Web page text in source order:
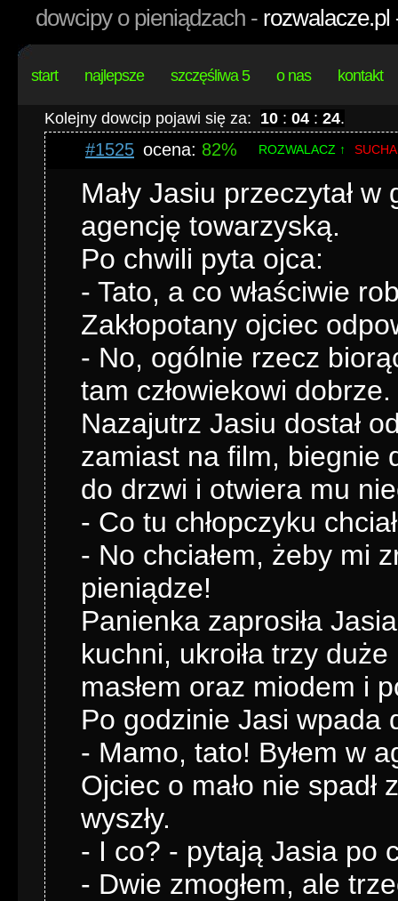
dowcipy o pieniądzach - rozwalacze.pl
start najlepsze szczęśliwa 5 o nas kontakt
Kolejny dowcip pojawi się za: 10 : 04 : 23.
#1525 ocena: 82% ROZWALACZ ↑
Mały Jasiu przeczytał
agencję towarzyską.
Po chwili pyta ojca:
- Tato, a co właściwie
Zakłopotany ojciec
- No, ogólnie rzecz
tam człowiekowi dobrze.
Nazajutrz Jasiu dostał
zamiast na film, biegnie
do drzwi i otwiera mu
- Co tu chłopczyku
- No chciałem, żeby mi
pieniądze!
Panienka zaprosiła
kuchni, ukroiła trzy
masłem oraz miodem i
Po godzinie Jasi wpada
- Mamo, tato! Byłem w
Ojciec o mało nie spadł
wyszły.
- I co? - pytają Jasia po
- Dwie zmogłem, ale